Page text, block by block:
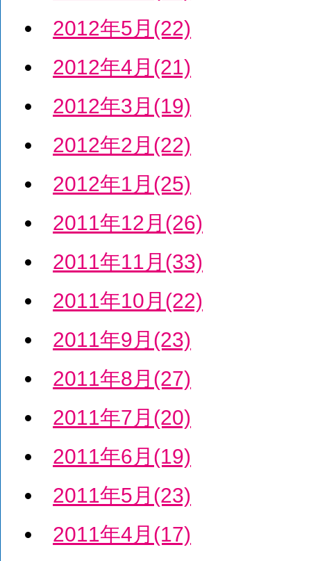
2012年5月(22)
2012年4月(21)
2012年3月(19)
2012年2月(22)
2012年1月(25)
2011年12月(26)
2011年11月(33)
2011年10月(22)
2011年9月(23)
2011年8月(27)
2011年7月(20)
2011年6月(19)
2011年5月(23)
2011年4月(17)